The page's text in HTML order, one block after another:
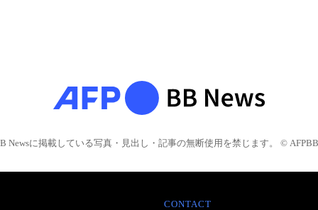
Newsに掲載している写真・見出し・記事の無断使用を禁じます。 © AFPBB
CONTACT